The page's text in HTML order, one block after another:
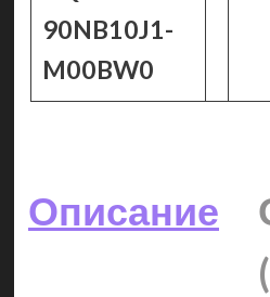
90NB10J1-
M00BW0
Описание